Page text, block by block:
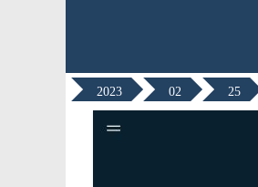
2023 02 25